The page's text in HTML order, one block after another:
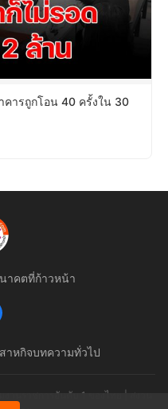
ารถูกโอน 40 ครั้งใน 30
าคตที่ก้าวหน้า
าหกิจบทความทั่วไป
านราชการอันดับ 1 ของไทย | สงวน